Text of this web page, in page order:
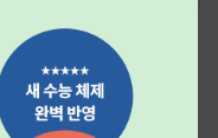
중고샵 1566-4295
청소년보호정책